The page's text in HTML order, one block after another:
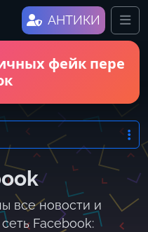
АНТИКИ
фейк пере
все новости и
Facebook: